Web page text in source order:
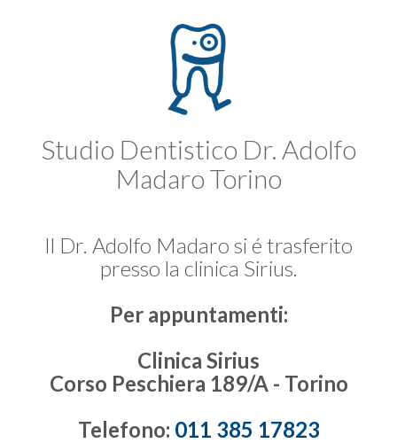
Studio Dentistico Dr. Adolfo
Madaro Torino
Il Dr. Adolfo Madaro si é trasferito
presso la clinica Sirius.
Per appuntamenti:
Clinica Sirius
Corso Peschiera 189/A - Torino
Telefono: 011 385 17823